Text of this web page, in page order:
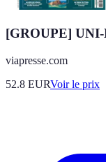
[GROUPE]
viapresse.com
52.8 EURVoir le prix